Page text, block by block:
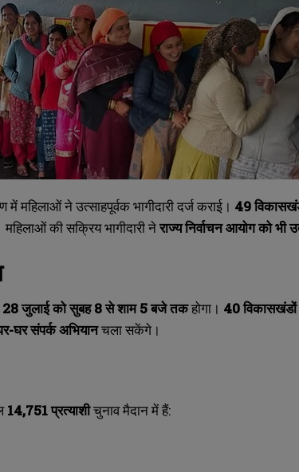
महिलाओं ने उत्साहपूर्वक भागीदारी दर्ज कराई। 49
महिलाओं की सक्रिय भागीदारी नेराज्य निर्वाचन आयोग को भी
28जुलाई को सुबह 8से शाम 5बजे तकहोगा। 40विकासखंडों
घर संपर्क अभियानचला सकेंगे।
14,751प्रत्याशीचुनाव मैदान में हैं: